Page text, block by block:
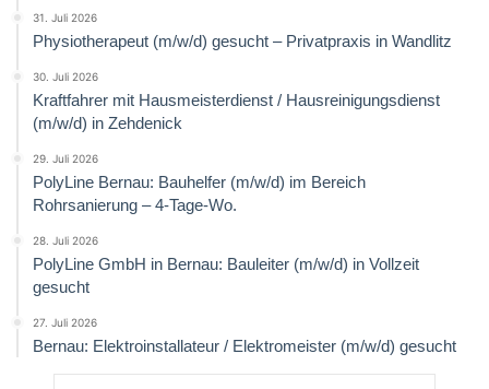
31. Juli 2026
Physiotherapeut (m/w/d) gesucht – Privatpraxis in Wandlitz
30. Juli 2026
Kraftfahrer mit Hausmeisterdienst / Hausreinigungsdienst
(m/w/d) in Zehdenick
29. Juli 2026
PolyLine Bernau: Bauhelfer (m/w/d) im Bereich
Rohrsanierung – 4-Tage-Wo.
28. Juli 2026
PolyLine GmbH in Bernau: Bauleiter (m/w/d) in Vollzeit
gesucht
27. Juli 2026
Bernau: Elektroinstallateur / Elektromeister (m/w/d) gesucht